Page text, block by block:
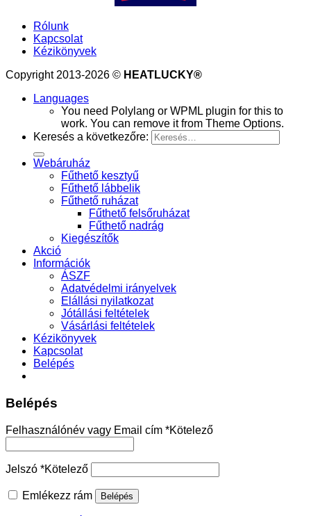
Rólunk
Kapcsolat
Kézikönyvek
Copyright 2013-2026 © HEATLUCKY®
Languages
You need Polylang or WPML plugin for this to
work. You can remove it from Theme Options.
Keresés a következőre:
Webáruház
Fűthető kesztyű
Fűthető lábbelik
Fűthető ruházat
Fűthető felsőruházat
Fűthető nadrág
Kiegészítők
Akció
Információk
ÁSZF
Adatvédelmi irányelvek
Elállási nyilatkozat
Jótállási feltételek
Vásárlási feltételek
Kézikönyvek
Kapcsolat
Belépés
Belépés
Felhasználónév vagy Email cím *Kötelező
Jelszó *Kötelező
Emlékezz rám Belépés